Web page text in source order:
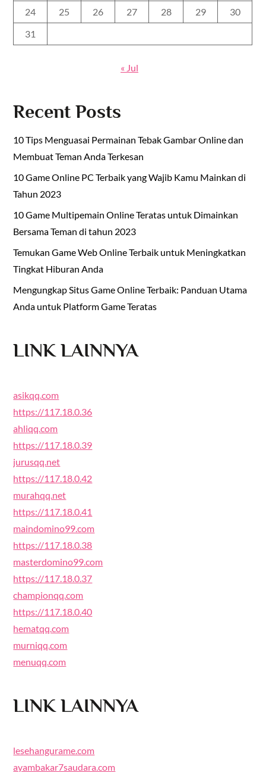
24
25 26 27 28 29
30
31
« Jul
Recent Posts
10 Tips Menguasai Permainan Tebak Gambar Online dan
Membuat Teman Anda Terkesan
10 Game Online PC Terbaik yang Wajib Kamu Mainkan di
Tahun 2023
10 Game Multipemain Online Teratas untuk Dimainkan
Bersama Teman di tahun 2023
Temukan Game Web Online Terbaik untuk Meningkatkan
Tingkat Hiburan Anda
Mengungkap Situs Game Online Terbaik: Panduan Utama
Anda untuk Platform Game Teratas
LINK LAINNYA
asikqq.com
https://117.18.0.36
ahliqq.com
https://117.18.0.39
jurusqq.net
https://117.18.0.42
murahqq.net
https://117.18.0.41
maindomino99.com
https://117.18.0.38
masterdomino99.com
https://117.18.0.37
championqq.com
https://117.18.0.40
hematqq.com
murniqq.com
menuqq.com
LINK LAINNYA
lesehangurame.com
ayambakar7saudara.com